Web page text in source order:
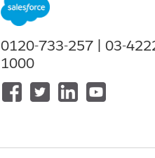
この制御
サイト
これに
ットを
カスタム
0120-733-257 | 03-
1000